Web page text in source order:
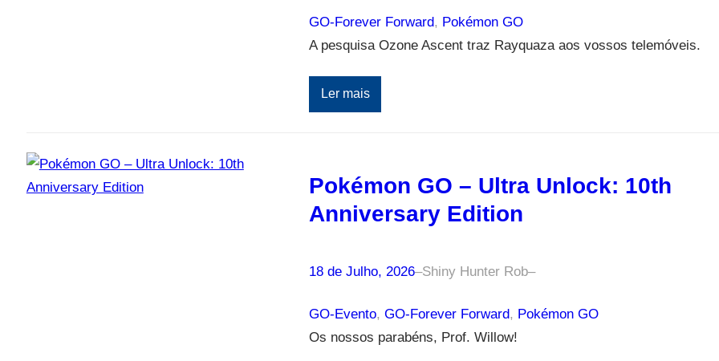
GO-Forever Forward, Pokémon GO
A pesquisa Ozone Ascent traz Rayquaza aos vossos telemóveis.
Ler mais
Pokémon GO – Ultra Unlock: 10th
Anniversary Edition
18 de Julho, 2026–Shiny Hunter Rob–
GO-Evento, GO-Forever Forward, Pokémon GO
Os nossos parabéns, Prof. Willow!